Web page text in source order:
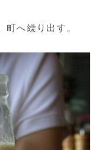
町へ繰り出す。